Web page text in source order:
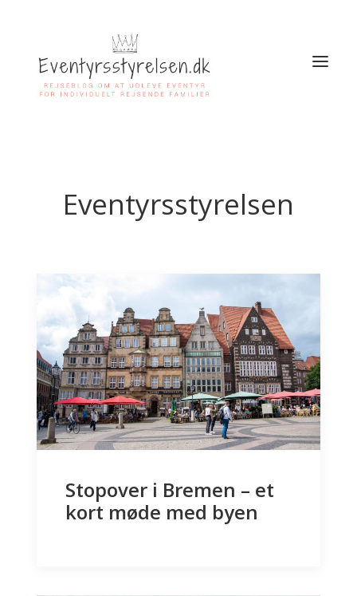
Eventyrsstyrelsen
Stopover i Bremen – et
kort møde med byen